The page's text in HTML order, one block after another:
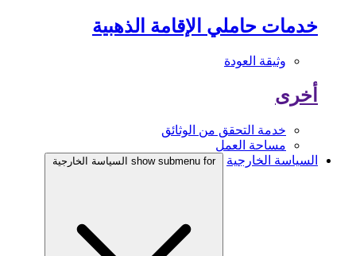
خدمات حاملي الإقامة الذهبية
وثيقة العودة
أخرى
خدمة التحقق من الوثائق
مساحة العمل
السياسة الخارجية
show submenu for السياسة الخارجية